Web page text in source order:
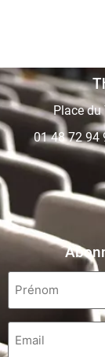
Place du
01 48 72 94
Prénom
Email